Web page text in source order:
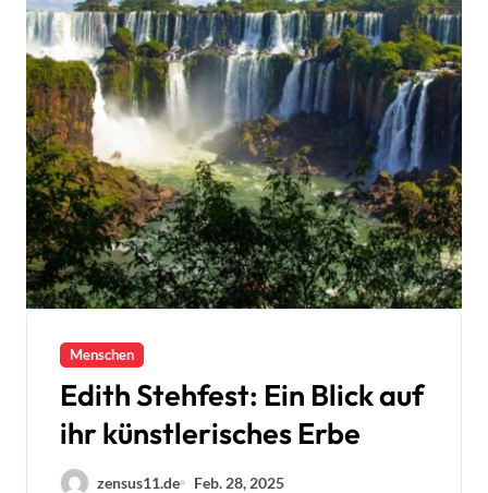
Menschen
Edith Stehfest: Ein Blick auf
ihr künstlerisches Erbe
zensus11.de Feb. 28, 2025